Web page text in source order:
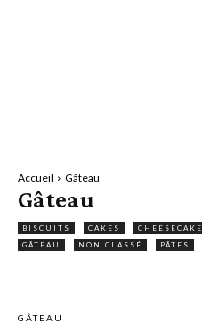
Accueil Gâteau
Gâteau
BISCUITS CAKES CHEESECAKE
GÂTEAU
NON CLASSÉ PÂTES
GÂTEAU